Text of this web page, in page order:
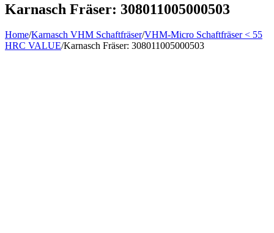
Karnasch Fräser: 308011005000503
Home/Karnasch VHM Schaftfräser/VHM-Micro Schaftfräser < 55
HRC VALUE/Karnasch Fräser: 308011005000503